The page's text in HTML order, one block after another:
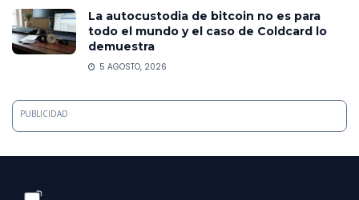
La autocustodia de bitcoin no es para
todo el mundo y el caso de Coldcard lo
demuestra
5 AGOSTO, 2026
PUBLICIDAD